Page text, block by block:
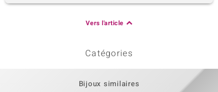
Dénomination exacte Quantité et taille
Taille de la pierre
Cambodge
Vers l'article
Catégories
Bijoux similaires